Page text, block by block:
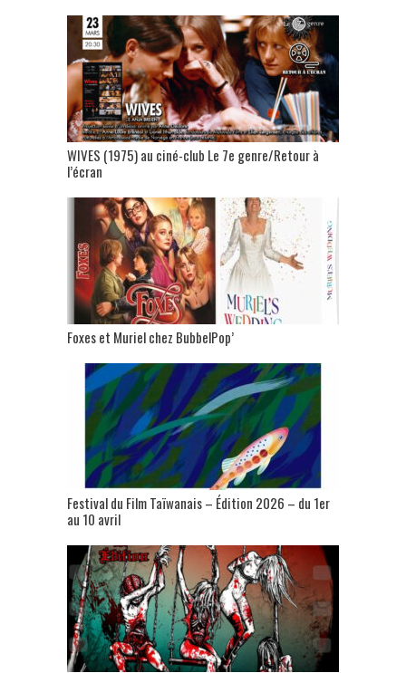
WIVES (1975) au ciné-club Le 7e genre/Retour à
l’écran
Foxes et Muriel chez BubbelPop’
Festival du Film Taïwanais – Édition 2026 – du 1er
au 10 avril